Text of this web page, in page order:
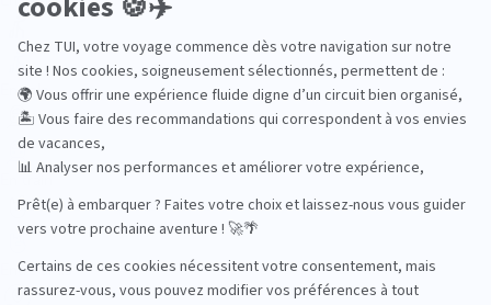
En solo
Entre amis